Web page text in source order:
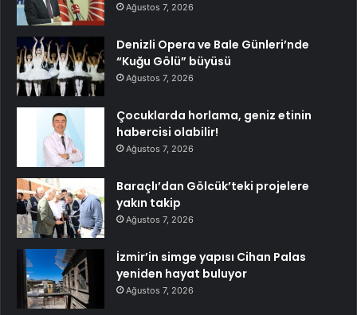
Ağustos 7, 2026
Denizli Opera ve Bale Günleri’nde
“Kuğu Gölü” büyüsü
Ağustos 7, 2026
Çocuklarda horlama, geniz etinin
habercisi olabilir!
Ağustos 7, 2026
Baraçlı’dan Gölcük’teki projelere
yakın takip
Ağustos 7, 2026
İzmir’in simge yapısı Cihan Palas
yeniden hayat buluyor
Ağustos 7, 2026